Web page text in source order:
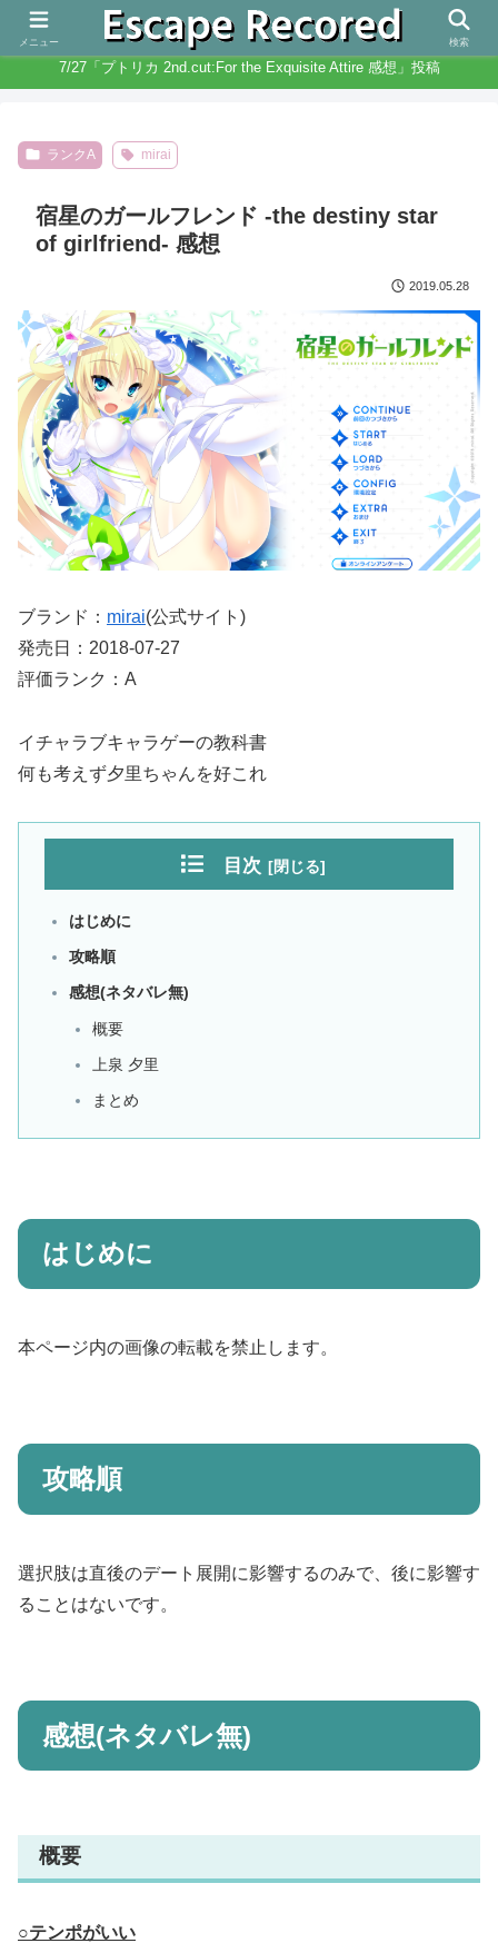
人生と違いノベルゲームは無限にある
7/27「プトリカ 2nd.cut:For the Exquisite Attire 感想」投稿
ランクA mirai
宿星のガールフレンド -the destiny star
of girlfriend- 感想
2019.05.28
ブランド： mirai(公式サイト)
発売日：2018-07-27
評価ランク：A
イチャラブキャラゲーの教科書
何も考えず夕里ちゃんを好これ
目次
はじめに
攻略順
感想(ネタバレ無)
概要
上泉 夕里
まとめ
はじめに
本ページ内の画像の転載を禁止します。
攻略順
選択肢は直後のデート展開に影響するのみで、後に影響す
ることはないです。
感想(ネタバレ無)
概要
○テンポがいい
メニュー 検索